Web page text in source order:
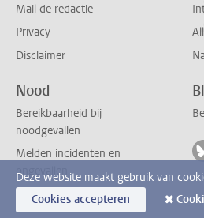
Mail de redactie
Privacy
Disclaimer
Nood
Bereikbaarheid bij
noodgevallen
Melden incidenten en
ongevallen
Deze website maakt gebruik van
Cookies accepteren